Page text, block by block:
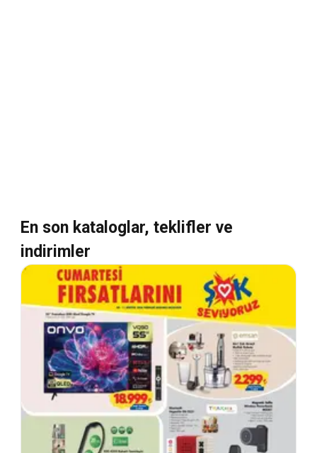
En son kataloglar, teklifler ve
indirimler